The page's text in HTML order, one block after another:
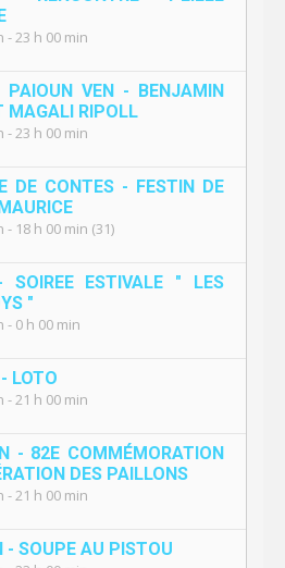
- 23 h 00 min
PAIOUN VEN - BENJAMIN
MAGALI RIPOLL
- 23 h 00 min
DE CONTES - FESTIN DE
- 18 h 00 min (31)
SOIREE ESTIVALE " LES
"
- 0 h 00 min
LOTO
- 21 h 00 min
- 82E COMMÉMORATION
DES PAILLONS
- 21 h 00 min
- SOUPE AU PISTOU